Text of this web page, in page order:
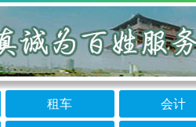
租车 会计